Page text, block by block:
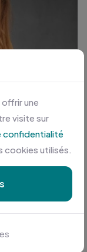
une
visite sur
confidentialité
utilisés.